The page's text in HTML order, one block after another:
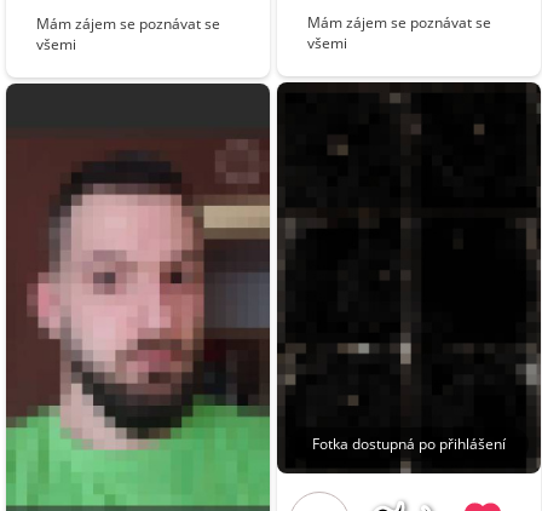
Mám zájem se poznávat se
všemi
Mám zájem se poznávat se
všemi
Fotka dostupná po přihlášení